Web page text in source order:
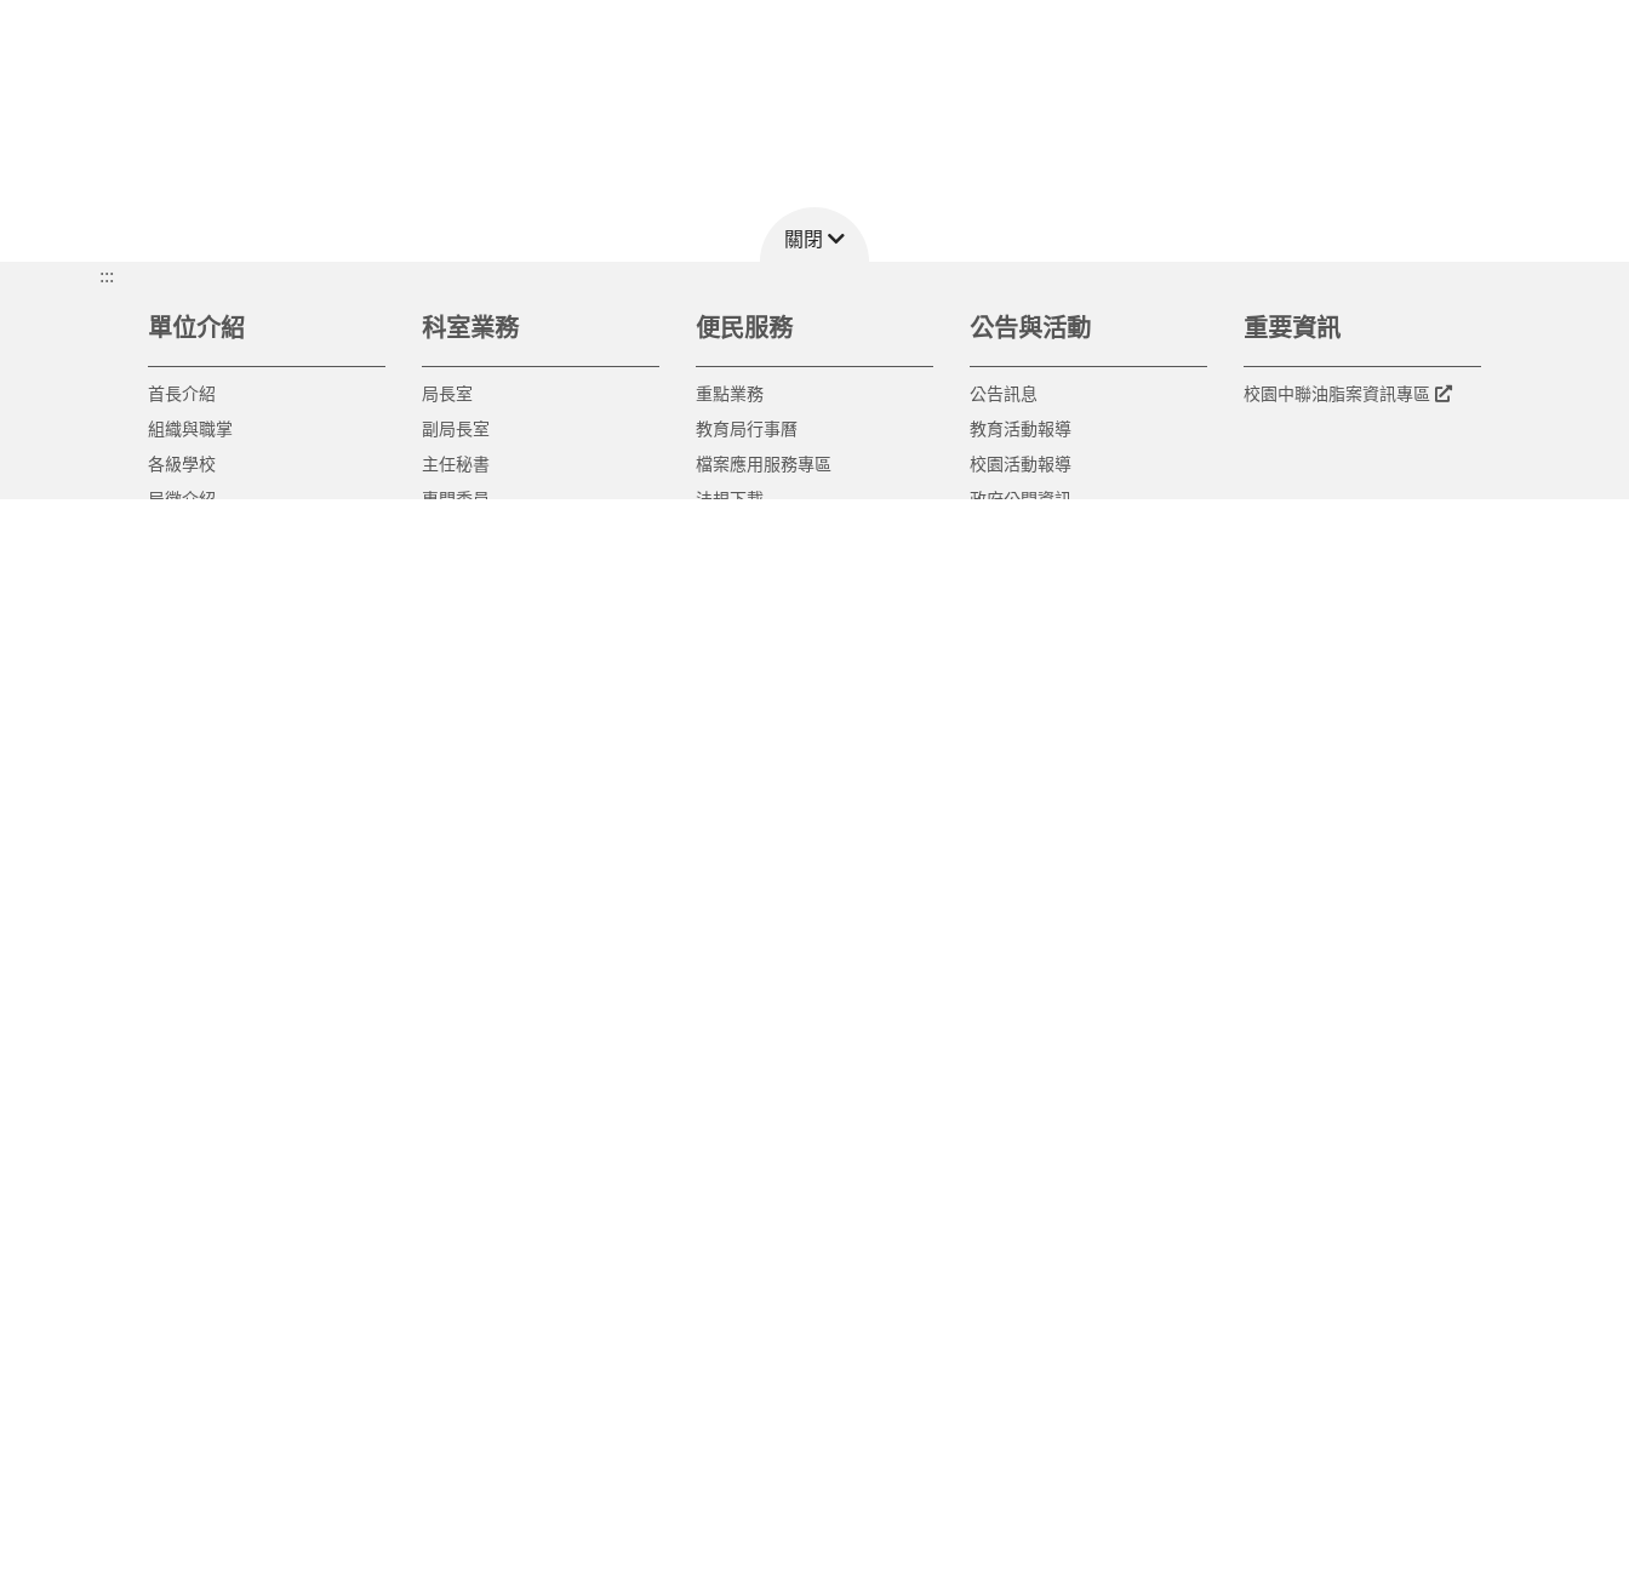
關閉
:::
單位介紹
首長介紹
組織與職掌
各級學校
局徽介紹
科室業務
局長室
副局長室
主任秘書
專門委員
便民服務
重點業務
教育局行事曆
檔案應用服務專區
法規下載
公告與活動
公告訊息
教育活動報導
校園活動報導
政府公開資訊
重要資訊
校園中聯油脂案資訊專區